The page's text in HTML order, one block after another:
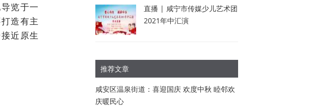
览于一
造有主
近原生
直播 | 咸宁市传媒少儿艺术团
2021年中汇演
推荐文章
咸安区温泉街道：喜迎国庆 欢度中秋 睦邻欢
庆暖民心